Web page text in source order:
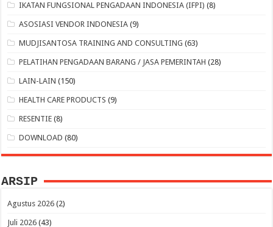
IKATAN FUNGSIONAL PENGADAAN INDONESIA (IFPI) (8)
ASOSIASI VENDOR INDONESIA (9)
MUDJISANTOSA TRAINING AND CONSULTING (63)
PELATIHAN PENGADAAN BARANG / JASA PEMERINTAH (28)
LAIN-LAIN (150)
HEALTH CARE PRODUCTS (9)
RESENTIE (8)
DOWNLOAD (80)
ARSIP
Agustus 2026 (2)
Juli 2026 (43)